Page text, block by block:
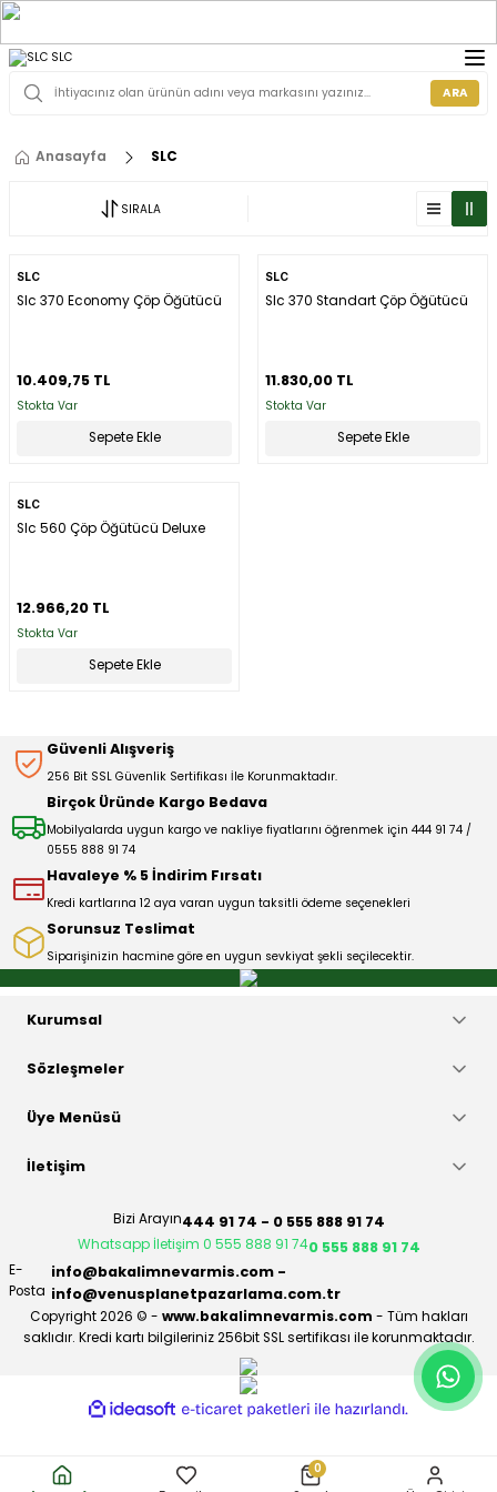
ARA
Anasayfa SLC
SIRALA
SLC
Slc 370 Economy Çöp Öğütücü
10.409,75 TL
Stokta Var
Sepete Ekle
SLC
Slc 370 Standart Çöp Öğütücü
11.830,00 TL
Stokta Var
Sepete Ekle
SLC
Slc 560 Çöp Öğütücü Deluxe
12.966,20 TL
Stokta Var
Sepete Ekle
Güvenli Alışveriş
256 Bit SSL Güvenlik Sertifikası İle Korunmaktadır.
Birçok Üründe Kargo Bedava
Mobilyalarda uygun kargo ve nakliye fiyatlarını öğrenmek için 444 91 74 /
0555 888 91 74
Havaleye % 5 İndirim Fırsatı
Kredi kartlarına 12 aya varan uygun taksitli ödeme seçenekleri
Sorunsuz Teslimat
Siparişinizin hacmine göre en uygun sevkiyat şekli seçilecektir.
Kurumsal
Sözleşmeler
Üye Menüsü
İletişim
Bizi Arayın444 91 74 - 0 555 888 91 74
Whatsapp İletişim 0 555 888 91 740 555 888 91 74
E-
Posta
info@bakalimnevarmis.com -
info@venusplanetpazarlama.com.tr
Copyright 2026 © - www.bakalimnevarmis.com - Tüm hakları
saklıdır. Kredi kartı bilgileriniz 256bit SSL sertifikası ile korunmaktadır.
0
ideasoft
e-